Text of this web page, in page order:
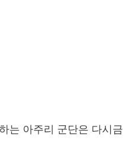
는 아주리 군단은 다시금